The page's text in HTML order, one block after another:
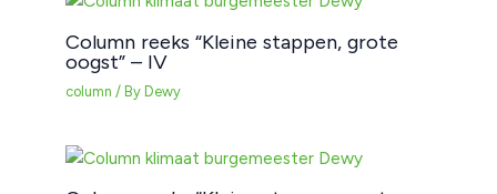
Column reeks “Kleine stappen, grote
oogst” – IV
column / By Dewy